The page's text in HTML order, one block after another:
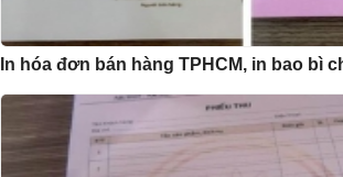
In hóa đơn bán hàng TPHCM, in bao bì